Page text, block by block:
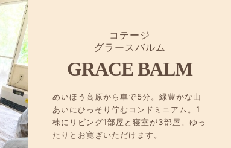
コテージ
グラースバルム
GRACE BALM
めいほう高原から車で5分。緑豊かな山
あいにひっそり佇むコンドミニアム。1
棟にリビング1部屋と寝室が3部屋。ゆっ
たりとお寛ぎいただけます。